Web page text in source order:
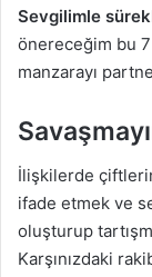
Sevgilimle
önereceğim bu
manzarayı
İlişkilerde
ifade etmek ve
oluşturup
Karşınızdaki